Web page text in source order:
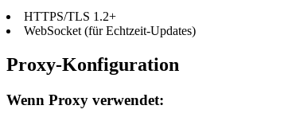
HTTPS/TLS 1.2+
WebSocket (für Echtzeit-Updates)
Proxy-Konfiguration
Wenn Proxy verwendet: